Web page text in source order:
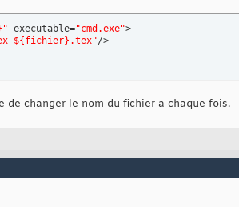
executable="cmd.exe">
${fichier}.tex"/>
de changer le nom du fichier a chaque fois.